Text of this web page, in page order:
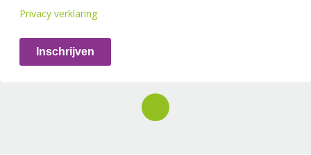
Privacy verklaring
Inschrijven